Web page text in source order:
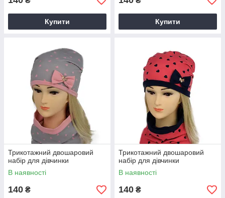
Купити Купити
Трикотажний двошаровий
набір для дівчинки
В наявності
140 ₴
Трикотажний двошаровий
набір для дівчинки
В наявності
140 ₴